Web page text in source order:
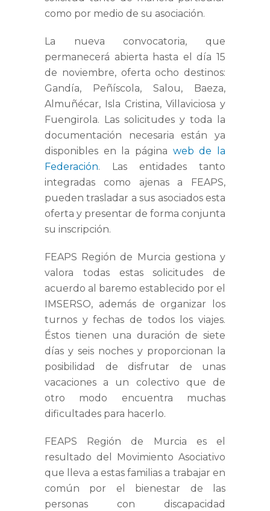
como por medio de su asociación.
La nueva convocatoria, que
permanecerá abierta hasta el día 15
de noviembre, oferta ocho destinos:
Gandía, Peñíscola, Salou, Baeza,
Almuñécar, Isla Cristina, Villaviciosa y
Fuengirola. Las solicitudes y toda la
documentación necesaria están ya
disponibles en la página web de la
Federación. Las entidades tanto
integradas como ajenas a FEAPS,
pueden trasladar a sus asociados esta
oferta y presentar de forma conjunta
su inscripción.
FEAPS Región de Murcia gestiona y
valora todas estas solicitudes de
acuerdo al baremo establecido por el
IMSERSO, además de organizar los
turnos y fechas de todos los viajes.
Éstos tienen una duración de siete
días y seis noches y proporcionan la
posibilidad de disfrutar de unas
vacaciones a un colectivo que de
otro modo encuentra muchas
dificultades para hacerlo.
FEAPS Región de Murcia es el
resultado del Movimiento Asociativo
que lleva a estas familias a trabajar en
común por el bienestar de las
personas con discapacidad